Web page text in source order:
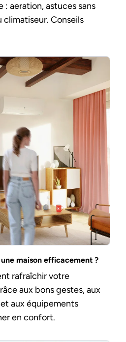
: aeration, astuces sans
Conseils
maison efficacement ?
rafraîchir votre
aux bons gestes, aux
aux équipements
en confort.